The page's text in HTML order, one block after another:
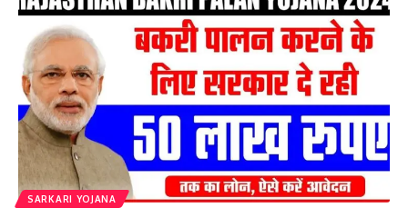
SARKARI YOJANA